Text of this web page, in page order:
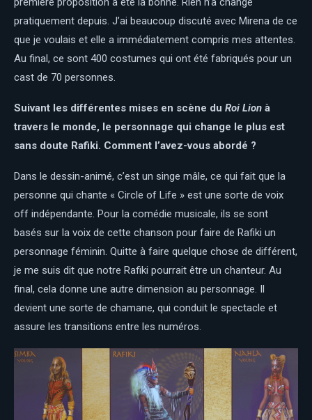
pratiquement depuis. J’ai beaucoup discuté avec Mirena de ce
que je voulais et elle a immédiatement compris mes attentes.
Au final, ce sont 400 costumes qui ont été fabriqués pour un
cast de 70 personnes.
Suivant les différentes mises en scène du Roi Lion à
travers le monde, le personnage qui change le plus est
sans doute Rafiki. Comment l’avez-vous abordé ?
Dans le dessin-animé, c’est un singe mâle, ce qui fait que la
personne qui chante « Circle of Life » est une sorte de voix
off indépendante. Pour la comédie musicale, ils se sont
basés sur la voix de cette chanson pour faire de Rafiki un
personnage féminin. Quitte à faire quelque chose de différent,
je me suis dit que notre Rafiki pourrait être un chanteur. Au
final, cela donne une autre dimension au personnage. Il
devient une sorte de chamane, qui conduit le spectacle et
assure les transitions entre les numéros.